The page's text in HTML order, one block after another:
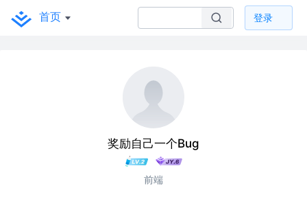
首页 登录
奖励自己一个Bug
前端